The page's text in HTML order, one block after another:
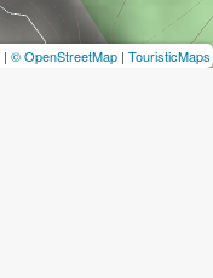
| © OpenStreetMap | TouristicMaps